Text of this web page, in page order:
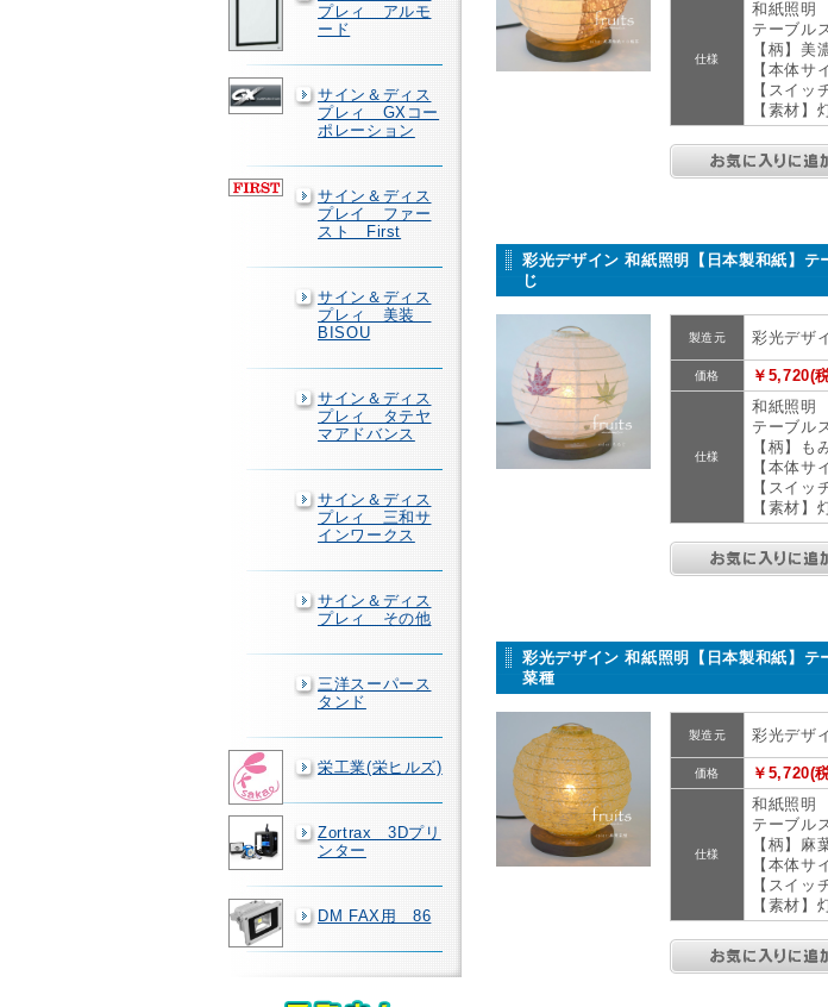
プレィ アルモ
ード
サイン＆ディス
プレィ GXコー
ポレーション
サイン＆ディス
プレイ ファー
スト First
サイン＆ディス
プレィ 美装
BISOU
サイン＆ディス
プレィ タテヤ
マアドバンス
サイン＆ディス
プレィ 三和サ
インワークス
サイン＆ディス
プレィ その他
三洋スーパース
タンド
栄工業(栄ヒルズ)
Zortrax 3Dプリ
ンター
DM FAX用 86
仕様
和紙照明
テーブル
【柄】美
【本体
【スイッ
【素材】
彩光デザイン 和紙照明【日本製和紙
じ
製造元 彩光デザ
価格 ￥5,720(
仕様
和紙照明
テーブル
【柄】も
【本体
【スイッ
【素材】
彩光デザイン 和紙照明【日本製和紙
菜種
製造元 彩光デザ
価格 ￥5,720(
仕様
和紙照明
テーブル
【柄】麻
【本体
【スイッ
【素材】